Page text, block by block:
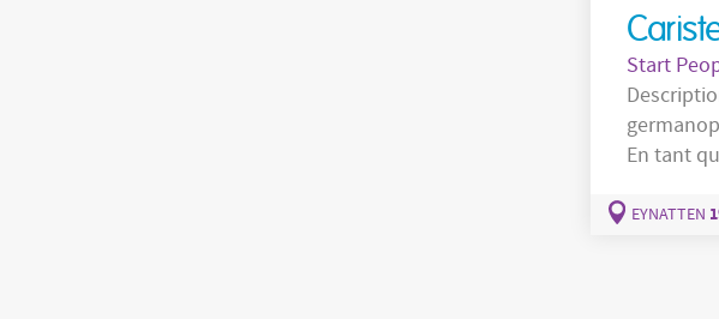
Start
Description Pour l'un de nos clients, acteur industriel de renom situé dans la
En tant
EYNATTEN